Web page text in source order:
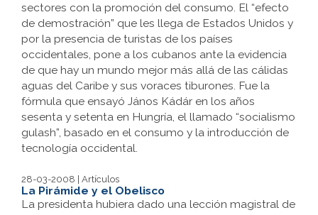
sectores con la promoción del consumo. El “efecto
de demostración” que les llega de Estados Unidos y
por la presencia de turistas de los países
occidentales, pone a los cubanos ante la evidencia
de que hay un mundo mejor más allá de las cálidas
aguas del Caribe y sus voraces tiburones. Fue la
fórmula que ensayó János Kádár en los años
sesenta y setenta en Hungría, el llamado “socialismo
gulash”, basado en el consumo y la introducción de
tecnología occidental.
28-03-2008 | Artículos
La Pirámide y el Obelisco
La presidenta hubiera dado una lección magistral de